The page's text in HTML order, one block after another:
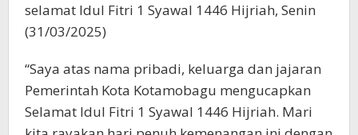
selamat Idul Fitri 1 Syawal 1446 Hijriah, Senin
(31/03/2025)
“Saya atas nama pribadi, keluarga dan jajaran
Pemerintah Kota Kotamobagu mengucapkan
Selamat Idul Fitri 1 Syawal 1446 Hijriah. Mari